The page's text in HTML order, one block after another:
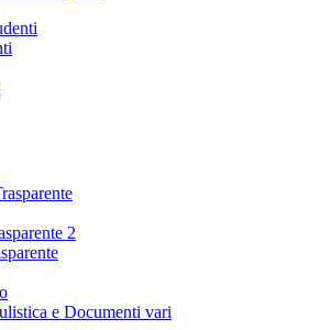
2
e Documenti vari